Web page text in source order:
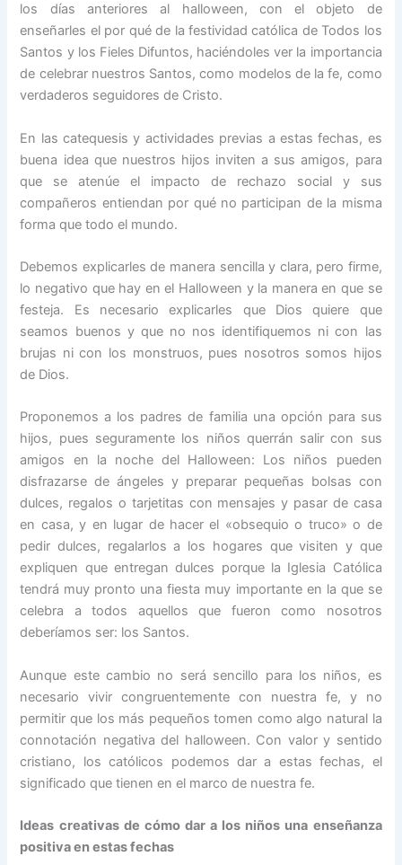
los días anteriores al halloween, con el objeto de
enseñarles el por qué de la festividad católica de Todos los
Santos y los Fieles Difuntos, haciéndoles ver la importancia
de celebrar nuestros Santos, como modelos de la fe, como
verdaderos seguidores de Cristo.
En las catequesis y actividades previas a estas fechas, es
buena idea que nuestros hijos inviten a sus amigos, para
que se atenúe el impacto de rechazo social y sus
compañeros entiendan por qué no participan de la misma
forma que todo el mundo.
Debemos explicarles de manera sencilla y clara, pero firme,
lo negativo que hay en el Halloween y la manera en que se
festeja. Es necesario explicarles que Dios quiere que
seamos buenos y que no nos identifiquemos ni con las
brujas ni con los monstruos, pues nosotros somos hijos
de Dios.
Proponemos a los padres de familia una opción para sus
hijos, pues seguramente los niños querrán salir con sus
amigos en la noche del Halloween: Los niños pueden
disfrazarse de ángeles y preparar pequeñas bolsas con
dulces, regalos o tarjetitas con mensajes y pasar de casa
en casa, y en lugar de hacer el «obsequio o truco» o de
pedir dulces, regalarlos a los hogares que visiten y que
expliquen que entregan dulces porque la Iglesia Católica
tendrá muy pronto una fiesta muy importante en la que se
celebra a todos aquellos que fueron como nosotros
deberíamos ser: los Santos.
Aunque este cambio no será sencillo para los niños, es
necesario vivir congruentemente con nuestra fe, y no
permitir que los más pequeños tomen como algo natural la
connotación negativa del halloween. Con valor y sentido
cristiano, los católicos podemos dar a estas fechas, el
significado que tienen en el marco de nuestra fe.
Ideas creativas de cómo dar a los niños una enseñanza
positiva en estas fechas